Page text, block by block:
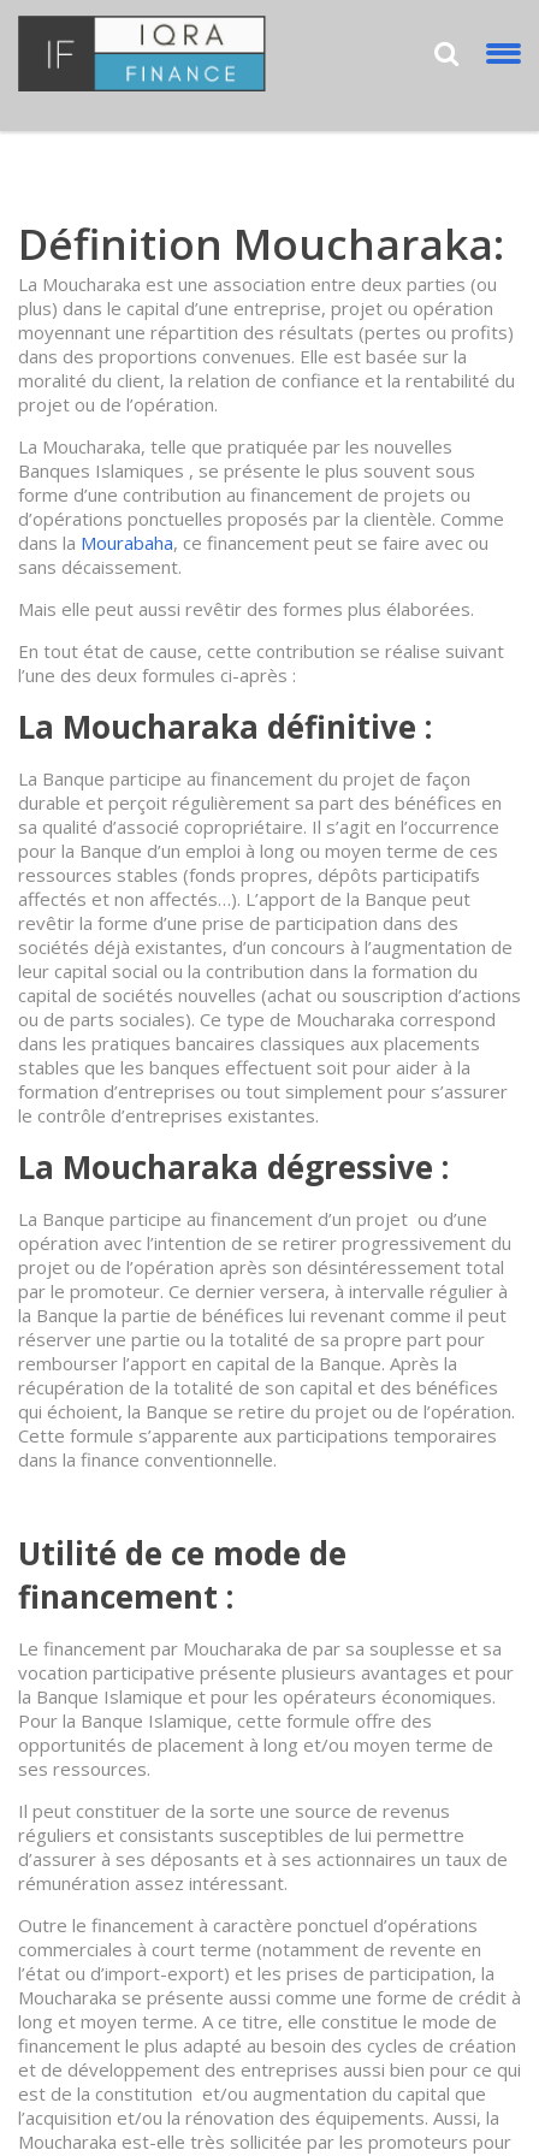
Définition Moucharaka:
La Moucharaka est une association entre deux parties (ou
plus) dans le capital d’une entreprise, projet ou opération
moyennant une répartition des résultats (pertes ou profits)
dans des proportions convenues. Elle est basée sur la
moralité du client, la relation de confiance et la rentabilité du
projet ou de l’opération.
La Moucharaka, telle que pratiquée par les nouvelles
Banques Islamiques , se présente le plus souvent sous
forme d’une contribution au financement de projets ou
d’opérations ponctuelles proposés par la clientèle. Comme
dans la Mourabaha, ce financement peut se faire avec ou
sans décaissement.
Mais elle peut aussi revêtir des formes plus élaborées.
En tout état de cause, cette contribution se réalise suivant
l’une des deux formules ci-après :
La Moucharaka définitive :
La Banque participe au financement du projet de façon
durable et perçoit régulièrement sa part des bénéfices en
sa qualité d’associé copropriétaire. Il s’agit en l’occurrence
pour la Banque d’un emploi à long ou moyen terme de ces
ressources stables (fonds propres, dépôts participatifs
affectés et non affectés…). L’apport de la Banque peut
revêtir la forme d’une prise de participation dans des
sociétés déjà existantes, d’un concours à l’augmentation de
leur capital social ou la contribution dans la formation du
capital de sociétés nouvelles (achat ou souscription d’actions
ou de parts sociales). Ce type de Moucharaka correspond
dans les pratiques bancaires classiques aux placements
stables que les banques effectuent soit pour aider à la
formation d’entreprises ou tout simplement pour s’assurer
le contrôle d’entreprises existantes.
La Moucharaka dégressive :
La Banque participe au financement d’un projet ou d’une
opération avec l’intention de se retirer progressivement du
projet ou de l’opération après son désintéressement total
par le promoteur. Ce dernier versera, à intervalle régulier à
la Banque la partie de bénéfices lui revenant comme il peut
réserver une partie ou la totalité de sa propre part pour
rembourser l’apport en capital de la Banque. Après la
récupération de la totalité de son capital et des bénéfices
qui échoient, la Banque se retire du projet ou de l’opération.
Cette formule s’apparente aux participations temporaires
dans la finance conventionnelle.
Utilité de ce mode de
financement :
Le financement par Moucharaka de par sa souplesse et sa
vocation participative présente plusieurs avantages et pour
la Banque Islamique et pour les opérateurs économiques.
Pour la Banque Islamique, cette formule offre des
opportunités de placement à long et/ou moyen terme de
ses ressources.
Il peut constituer de la sorte une source de revenus
réguliers et consistants susceptibles de lui permettre
d’assurer à ses déposants et à ses actionnaires un taux de
rémunération assez intéressant.
Outre le financement à caractère ponctuel d’opérations
commerciales à court terme (notamment de revente en
l’état ou d’import-export) et les prises de participation, la
Moucharaka se présente aussi comme une forme de crédit à
long et moyen terme. A ce titre, elle constitue le mode de
financement le plus adapté au besoin des cycles de création
et de développement des entreprises aussi bien pour ce qui
est de la constitution et/ou augmentation du capital que
l’acquisition et/ou la rénovation des équipements. Aussi, la
Moucharaka est-elle très sollicitée par les promoteurs pour